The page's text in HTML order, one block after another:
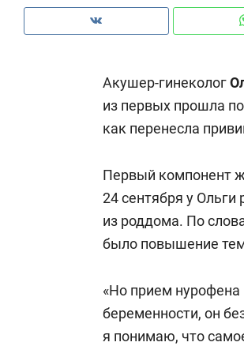
Акушер-гинеколог
из первых прошла
как перенесла
Первый компонент
24 сентября у
из роддома. По
было повышение
«Но прием
беременности, он
я понимаю, что
строят тишину в казанском
ЖК «Заря»